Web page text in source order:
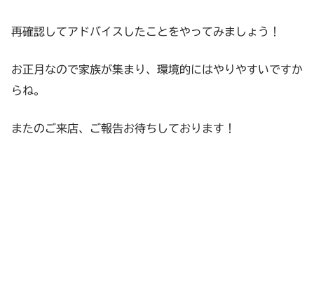
再確認してアドバイスしたことをやってみましょう！
お正月なので家族が集まり、環境的にはやりやすいですか
らね。
またのご来店、ご報告お待ちしております！